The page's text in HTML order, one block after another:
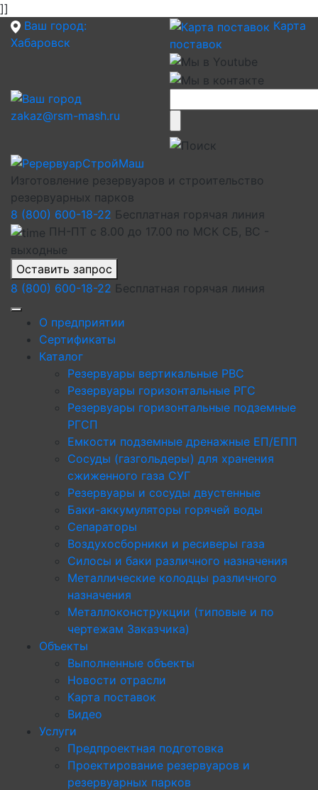
]]
Ваш город:
Хабаровск
Карта
поставок
zakaz@rsm-mash.ru
Изготовление резервуаров и строительство
резервуарных парков
8 (800) 600-18-22 Бесплатная горячая линия
ПН-ПТ с 8.00 до 17.00 по МСК СБ, ВС -
выходные
Оставить запрос
8 (800) 600-18-22 Бесплатная горячая линия
О предприятии
Сертификаты
Каталог
Резервуары вертикальные РВС
Резервуары горизонтальные РГС
Резервуары горизонтальные подземные
РГСП
Емкости подземные дренажные ЕП/ЕПП
Сосуды (газгольдеры) для хранения
сжиженного газа СУГ
Резервуары и сосуды двустенные
Баки-аккумуляторы горячей воды
Сепараторы
Воздухосборники и ресиверы газа
Силосы и баки различного назначения
Металлические колодцы различного
назначения
Металлоконструкции (типовые и по
чертежам Заказчика)
Объекты
Выполненные объекты
Новости отрасли
Карта поставок
Видео
Услуги
Предпроектная подготовка
Проектирование резервуаров и
резервуарных парков